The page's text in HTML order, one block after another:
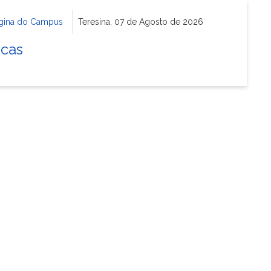
do Campus Teresina, 07 de Agosto de 2026